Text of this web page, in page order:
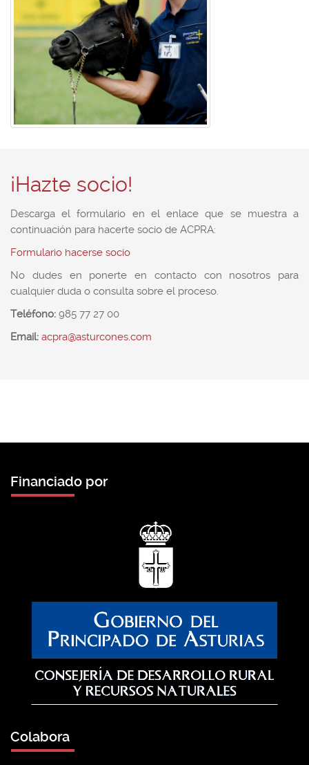
¡Hazte socio!
Descarga el formulario en el enlace que se muestra a
continuación para hacerte socio de ACPRA:
Formulario hacerse socio
No dudes en ponerte en contacto con nosotros para
cualquier duda o consulta sobre el proceso.
Teléfono: 985 77 27 00
Email: acpra@asturcones.com
Financiado por
Colabora